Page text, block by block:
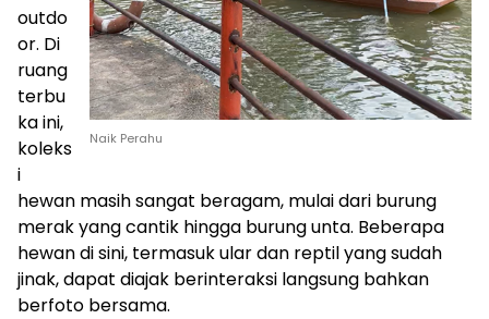
Naik Perahu
outdo
or. Di
ruang
terbu
ka ini,
koleks
i
hewan masih sangat beragam, mulai dari burung
merak yang cantik hingga burung unta. Beberapa
hewan di sini, termasuk ular dan reptil yang sudah
jinak, dapat diajak berinteraksi langsung bahkan
berfoto bersama.